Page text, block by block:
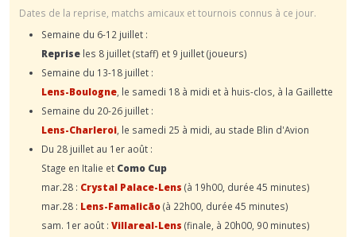
Dates de la reprise, matchs amicaux et tournois connus à ce jour.
Semaine du 6-12 juillet :
Reprise les 8 juillet (staff) et 9 juillet (joueurs)
Semaine du 13-18 juillet :
Lens-Boulogne , le samedi 18 à midi et à huis-clos, à la Gaillette
Semaine du 20-26 juillet :
Lens-Charleroi , le samedi 25 à midi, au stade Blin d'Avion
Du 28 juillet au 1er août :
Stage en Italie et Como Cup
mar.28 : Crystal Palace-Lens (à 19h00, durée 45 minutes)
mar.28 : Lens-Famalicão(à 22h00, durée 45 minutes)
sam. 1er août : Villareal-Lens (finale, à 20h00, 90 minutes)